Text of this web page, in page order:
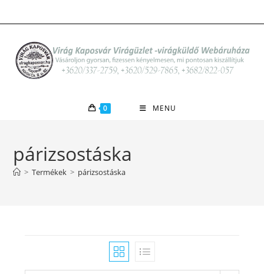
to
0 MENU
párizsostáska
> Termékek > párizsostáska